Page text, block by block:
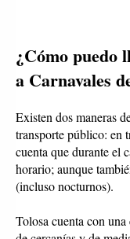
¿Cómo puedo
a Carnavales
Existen dos maneras
transporte público: en
cuenta que durante el
horario; aunque
(incluso nocturnos).
Tolosa cuenta con